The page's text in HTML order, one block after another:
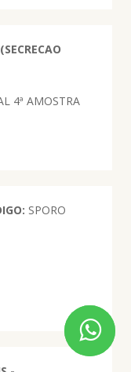
4ª AMOSTRA
SPORO